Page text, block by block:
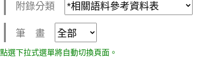
附錄分類
筆 畫
點選下拉式選單將自動切換頁面。